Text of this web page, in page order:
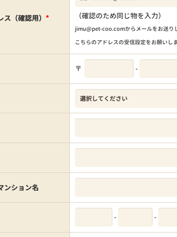
（確認用） * （確認のため同じ物を入力）
jimu@pet-coo.comからメールをお送り
こちらのアドレスの受信設定をお願いし
〒 -
ンション名
- -